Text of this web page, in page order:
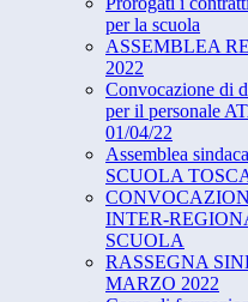
per la scuola
ASSEMBLEA
2022
Convocazione di
per il personale
01/04/22
Assemblea
SCUOLA
INTER-
SCUOLA
RASSEGNA
MARZO 2022